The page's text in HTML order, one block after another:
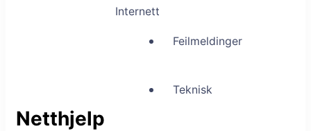
Netthjelp
Internett
Feilmeldinger
Teknisk